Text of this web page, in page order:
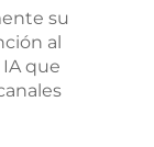
su
al
que